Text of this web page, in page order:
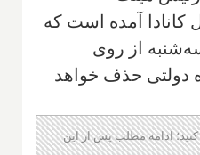
کانادا آمده است که
از روی
دولتی حذف خواهد
ادامه مطلب پس از این